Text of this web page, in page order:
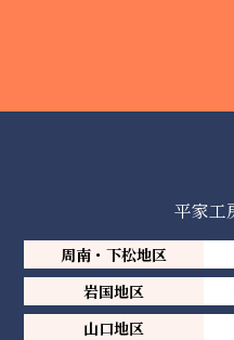
平家工
周南・下松地区
岩国地区
山口地区